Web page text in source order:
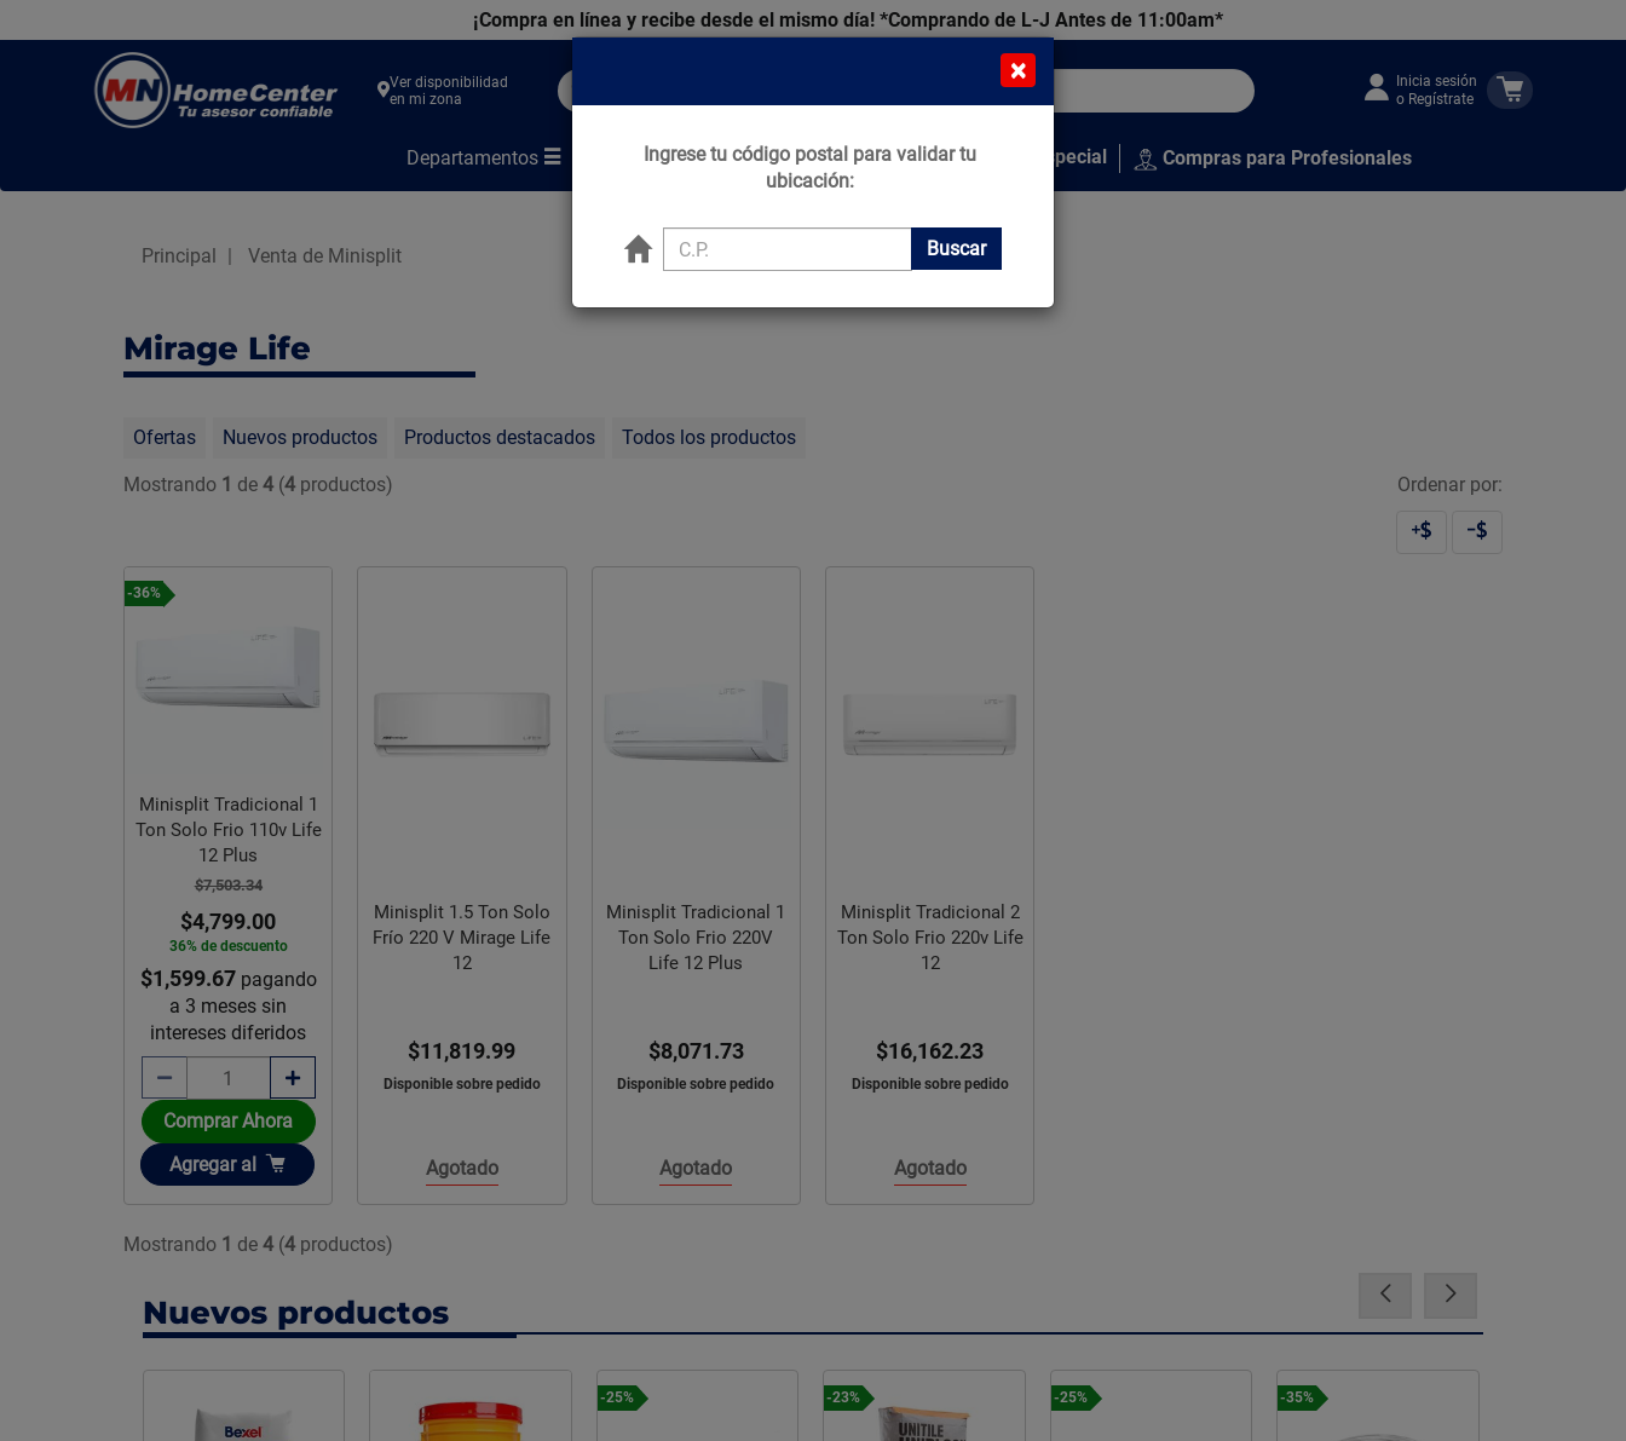
¡Compra en línea y recibe desde el mismo día! *Comprando de L-J Antes de 11:00am*
Center
Ver disponibilidad
en mi zona
Inicia sesión
o Regístrate
Departamentos Marcas Tips que Construyen Venta Especial Compras para Profesionales
Principal Venta de Minisplit
Mirage Life
Ofertas Nuevos productos Productos destacados Todos los productos
Mostrando 1 de 4 (4 productos) Ordenar por:
-36%
Minisplit Tradicional 1
Ton Solo Frio 110v Life
12 Plus
$7,503.34
$4,799.00
36% de descuento
$1,599.67pagando
a 3 meses sin
intereses diferidos
Comprar Ahora
Añadir
Agregar al
Minisplit 1.5 Ton Solo
Frío 220 V Mirage Life
12
$11,819.99
Disponible sobre pedido
Agotado
Minisplit Tradicional 1
Ton Solo Frio 220V
Life 12 Plus
$8,071.73
Disponible sobre pedido
Agotado
Minisplit Tradicional 2
Ton Solo Frio 220v Life
12
$16,162.23
Disponible sobre pedido
Agotado
Mostrando 1 de 4 (4 productos)
Nuevos productos
-25% -23% -25% -35%
×
Ingrese tu código postal para validar tu
ubicación:
Buscar